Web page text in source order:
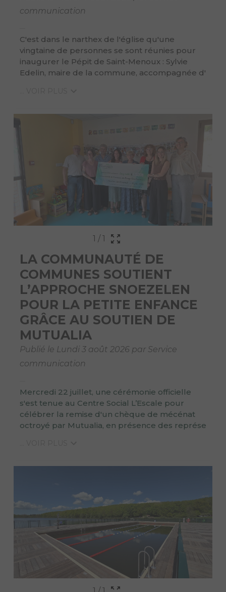
communication
C'est dans le narthex de l'église qu'une
vingtaine de personnes se sont réunies pour
inaugurer le Pépit de Saint-Menoux : Sylvie
Edelin, maire de la commune, accompagnée d'
1 / 1
LA COMMUNAUTÉ DE
COMMUNES SOUTIENT
L’APPROCHE SNOEZELEN
POUR LA PETITE ENFANCE
GRÂCE AU SOUTIEN DE
MUTUALIA
Publié le Lundi 3 août 2026 par Service
communication
Mercredi 22 juillet, une cérémonie officielle
s'est tenue au Centre Social L’Escale pour
célébrer la remise d'un chèque de mécénat
octroyé par Mutualia, en présence des représe